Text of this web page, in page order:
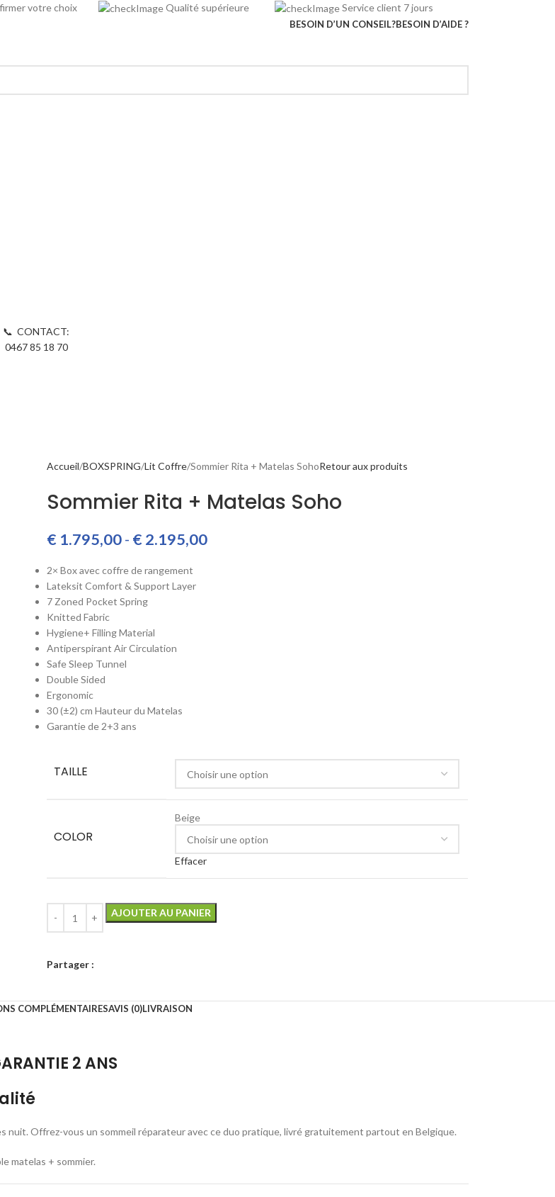
votre choix Qualité supérieure Service client 7 jours
BESOIN D’UN CONSEIL?BESOIN D’AIDE ?
📞 CONTACT:
0467 85 18 70
Accueil BOXSPRING Lit Coffre Sommier Rita + Matelas SohoRetour aux produits
Sommier Rita + Matelas Soho
€ 1.795,00- € 2.195,00
2× Box avec coffre de rangement
Lateksit Comfort & Support Layer
7 Zoned Pocket Spring
Knitted Fabric
Hygiene+ Filling Material
Antiperspirant Air Circulation
Safe Sleep Tunnel
Double Sided
Ergonomic
30 (±2) cm Hauteur du Matelas
Garantie de 2+3 ans
TAILLE
COLOR
Beige
Effacer
AJOUTER AU PANIER
Partager :
COMPLÉMENTAIRESAVIS (0)LIVRAISON
2 ANS
nuit. Offrez-vous un sommeil réparateur avec ce duo pratique, livré gratuitement partout en Belgique.
matelas + sommier.